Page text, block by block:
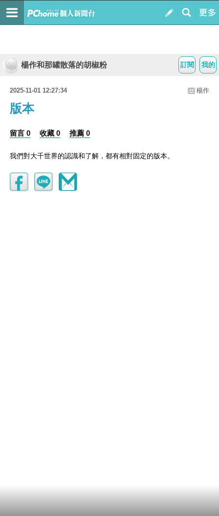
我的
訂閱
楊作和那罐散落的胡椒粉
2025-11-01 12:27:34 楊作
版本
留言 0 收藏 0 推薦 0
我們對大千世界的認識和了解，都有相對固定的版本。